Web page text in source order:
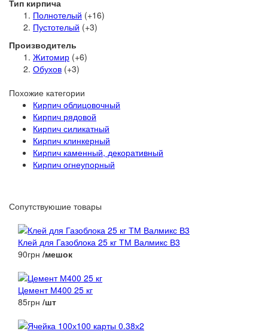
Тип кирпича
Полнотелый (+16)
Пустотелый (+3)
Производитель
Житомир (+6)
Обухов (+3)
Похожие категории
Кирпич облицовочный
Кирпич рядовой
Кирпич силикатный
Кирпич клинкерный
Кирпич каменный, декоративный
Кирпич огнеупорный
Сопутствуюшие товары
Клей для Газоблока 25 кг ТМ Валмикс В3
90грн /мешок
Цемент М400 25 кг
85грн /шт